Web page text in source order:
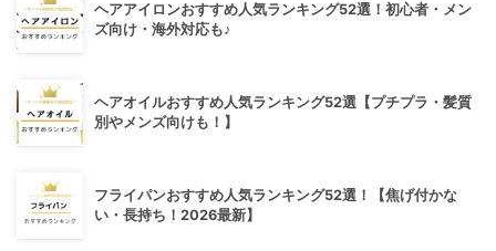
ヘアアイロンおすすめ人気ランキング52選！初心者・メン
ズ向け・海外対応も♪
ヘアオイルおすすめ人気ランキング52選【プチプラ・髪質
別やメンズ向けも！】
フライパンおすすめ人気ランキング52選！【焦げ付かな
い・長持ち！2026最新】